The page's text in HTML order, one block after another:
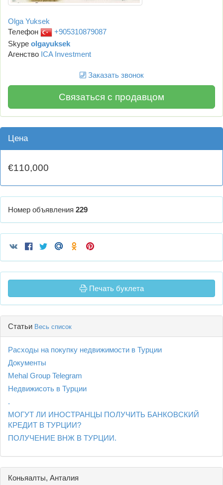
Olga Yuksek
Телефон
+905310879087
Skype olgayuksek
Агенство ICA Investment
Заказать звонок
Связаться с продавцом
Цена
€110,000
Номер объявления 229
Печать буклета
Статьи Весь список
Расходы на покупку недвижимости в Турции
Документы
Mehal Group Telegram
Недвижисоть в Турции
.
МОГУТ ЛИ ИНОСТРАНЦЫ ПОЛУЧИТЬ БАНКОВСКИЙ
КРЕДИТ В ТУРЦИИ?
ПОЛУЧЕНИЕ ВНЖ В ТУРЦИИ.
Коньяалты, Анталия